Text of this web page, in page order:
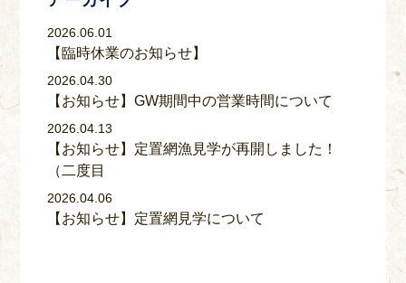
2026.06.01
【臨時休業のお知らせ】
2026.04.30
【お知らせ】GW期間中の営業時間について
2026.04.13
【お知らせ】定置網漁見学が再開しました！
（二度目
2026.04.06
【お知らせ】定置網見学について